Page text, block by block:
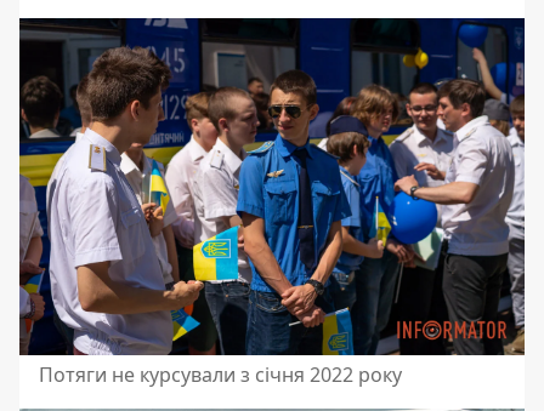
Потяги не курсували з січня 2022 року